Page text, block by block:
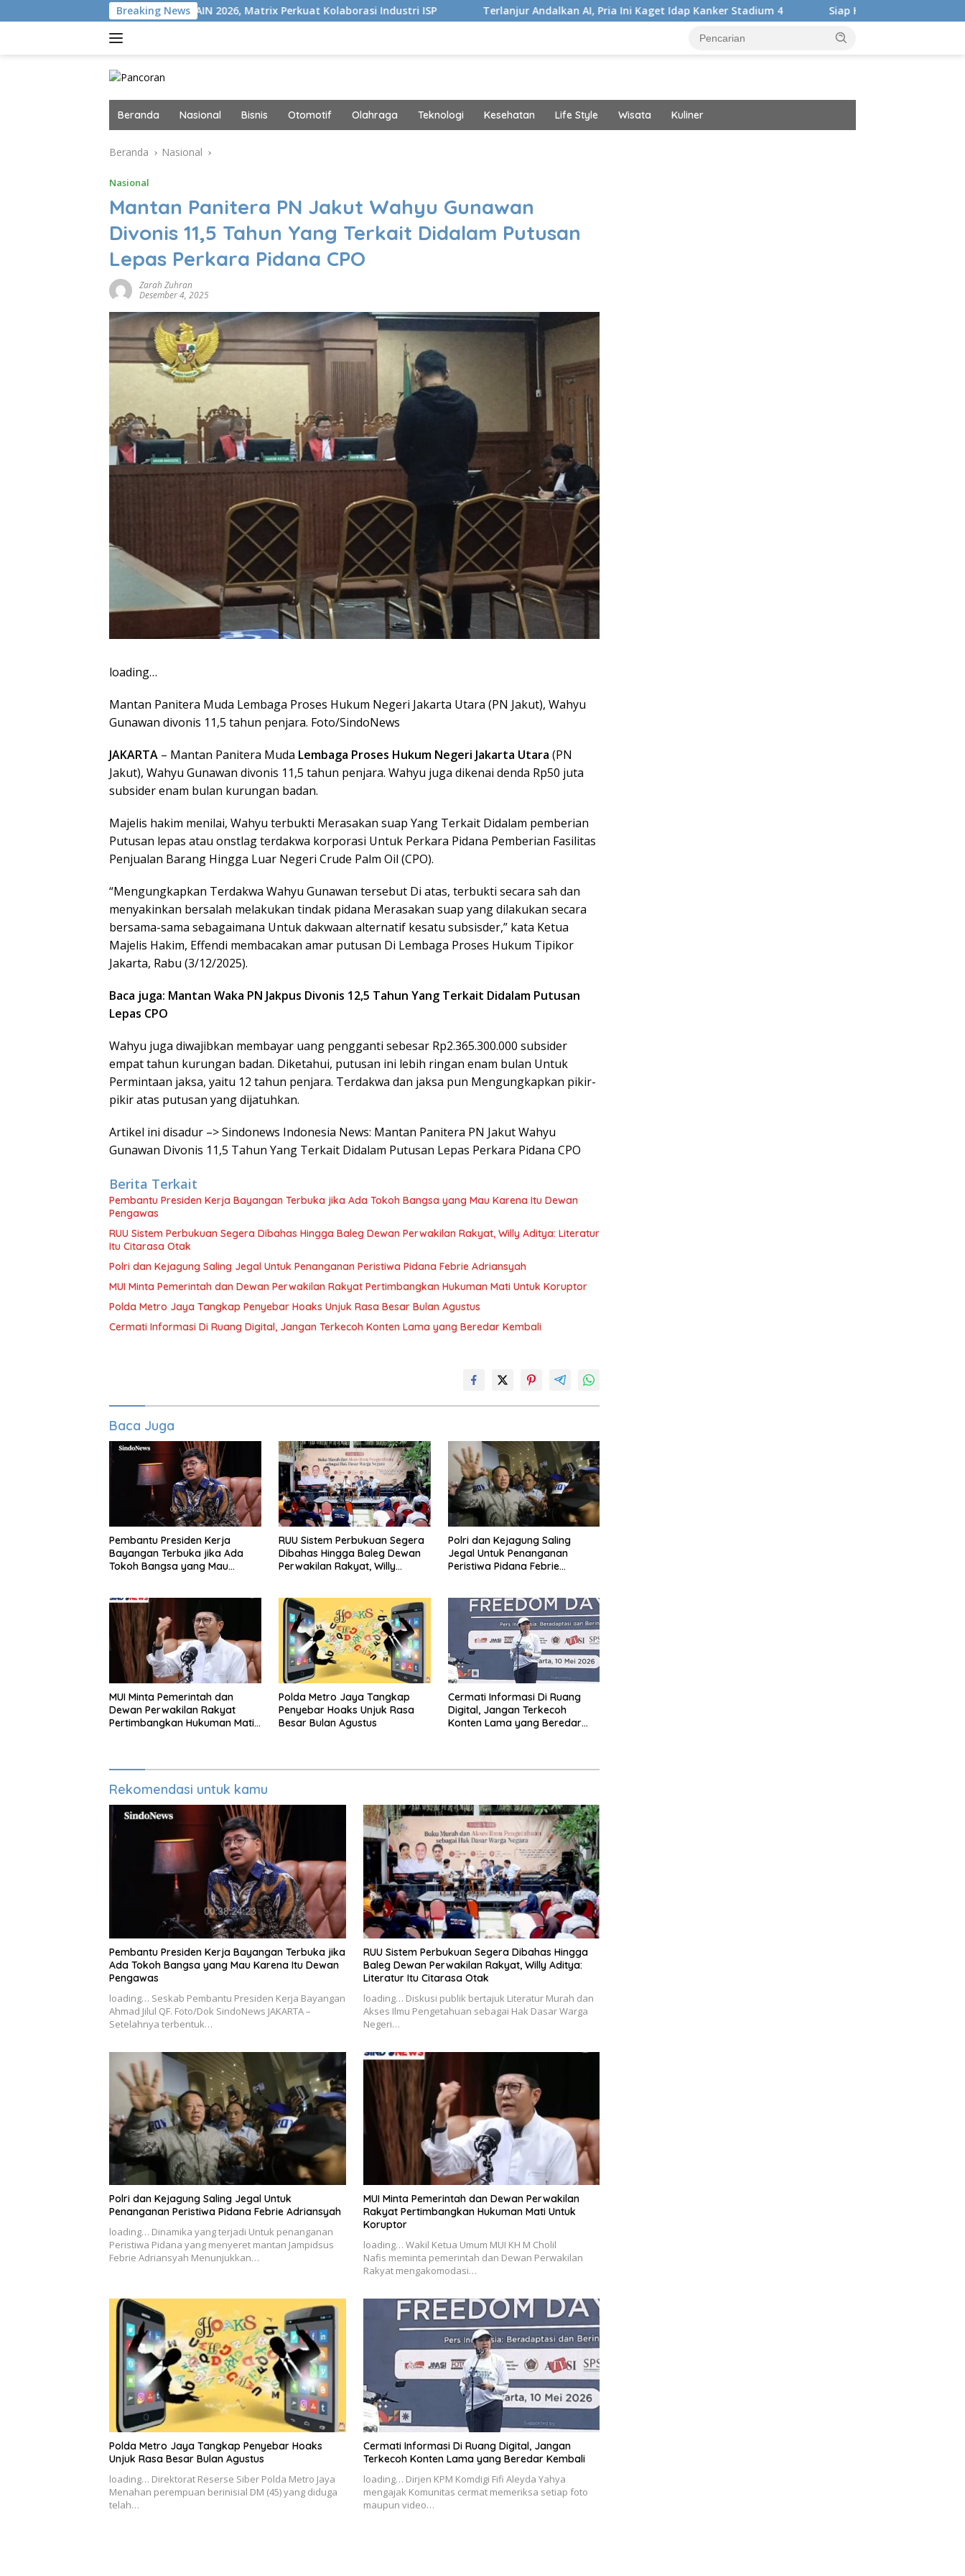
ke
Breaking News
Gelar MAIN 2026, Matrix Perkuat Kolaborasi Industri ISP Terlanjur Andalkan AI, Pria Ini Kaget Idap Kanker Stadium 4 Siap Harumkan Nama Bangsa, Audrey Bianca
Beranda Nasional Bisnis Otomotif Olahraga Teknologi Kesehatan Life Style Wisata Kuliner
Beranda Nasional
Nasional
Mantan Panitera PN Jakut Wahyu Gunawan
Divonis 11,5 Tahun Yang Terkait Didalam Putusan
Lepas Perkara Pidana CPO
Zarah Zuhran
Desember 4, 2025
loading…
Mantan Panitera Muda Lembaga Proses Hukum Negeri Jakarta Utara (PN Jakut), Wahyu
Gunawan divonis 11,5 tahun penjara. Foto/SindoNews
JAKARTA – Mantan Panitera Muda Lembaga Proses Hukum Negeri Jakarta Utara (PN
Jakut), Wahyu Gunawan divonis 11,5 tahun penjara. Wahyu juga dikenai denda Rp50 juta
subsider enam bulan kurungan badan.
Majelis hakim menilai, Wahyu terbukti Merasakan suap Yang Terkait Didalam pemberian
Putusan lepas atau onstlag terdakwa korporasi Untuk Perkara Pidana Pemberian Fasilitas
Penjualan Barang Hingga Luar Negeri Crude Palm Oil (CPO).
“Mengungkapkan Terdakwa Wahyu Gunawan tersebut Di atas, terbukti secara sah dan
menyakinkan bersalah melakukan tindak pidana Merasakan suap yang dilakukan secara
bersama-sama sebagaimana Untuk dakwaan alternatif kesatu subsisder,” kata Ketua
Majelis Hakim, Effendi membacakan amar putusan Di Lembaga Proses Hukum Tipikor
Jakarta, Rabu (3/12/2025).
Baca juga: Mantan Waka PN Jakpus Divonis 12,5 Tahun Yang Terkait Didalam Putusan
Lepas CPO
Wahyu juga diwajibkan membayar uang pengganti sebesar Rp2.365.300.000 subsider
empat tahun kurungan badan. Diketahui, putusan ini lebih ringan enam bulan Untuk
Permintaan jaksa, yaitu 12 tahun penjara. Terdakwa dan jaksa pun Mengungkapkan pikir-
pikir atas putusan yang dijatuhkan.
Artikel ini disadur –> Sindonews Indonesia News: Mantan Panitera PN Jakut Wahyu
Gunawan Divonis 11,5 Tahun Yang Terkait Didalam Putusan Lepas Perkara Pidana CPO
Berita Terkait
Pembantu Presiden Kerja Bayangan Terbuka jika Ada Tokoh Bangsa yang Mau Karena Itu Dewan
Pengawas
RUU Sistem Perbukuan Segera Dibahas Hingga Baleg Dewan Perwakilan Rakyat, Willy Aditya: Literatur
Itu Citarasa Otak
Polri dan Kejagung Saling Jegal Untuk Penanganan Peristiwa Pidana Febrie Adriansyah
MUI Minta Pemerintah dan Dewan Perwakilan Rakyat Pertimbangkan Hukuman Mati Untuk Koruptor
Polda Metro Jaya Tangkap Penyebar Hoaks Unjuk Rasa Besar Bulan Agustus
Cermati Informasi Di Ruang Digital, Jangan Terkecoh Konten Lama yang Beredar Kembali
Baca Juga
Pembantu Presiden Kerja
Bayangan Terbuka jika Ada
Tokoh Bangsa yang Mau
RUU Sistem Perbukuan Segera
Dibahas Hingga Baleg Dewan
Perwakilan Rakyat, Willy
Polri dan Kejagung Saling
Jegal Untuk Penanganan
Peristiwa Pidana Febrie
MUI Minta Pemerintah dan
Dewan Perwakilan Rakyat
Pertimbangkan Hukuman Mati
Polda Metro Jaya Tangkap
Penyebar Hoaks Unjuk Rasa
Besar Bulan Agustus
Cermati Informasi Di Ruang
Digital, Jangan Terkecoh
Konten Lama yang Beredar
Rekomendasi untuk kamu
Pembantu Presiden Kerja Bayangan Terbuka jika
Ada Tokoh Bangsa yang Mau Karena Itu Dewan
Pengawas
loading… Seskab Pembantu Presiden Kerja Bayangan
Ahmad Jilul QF. Foto/Dok SindoNews JAKARTA –
Setelahnya terbentuk…
RUU Sistem Perbukuan Segera Dibahas Hingga
Baleg Dewan Perwakilan Rakyat, Willy Aditya:
Literatur Itu Citarasa Otak
loading… Diskusi publik bertajuk Literatur Murah dan
Akses Ilmu Pengetahuan sebagai Hak Dasar Warga
Negeri…
Polri dan Kejagung Saling Jegal Untuk
Penanganan Peristiwa Pidana Febrie Adriansyah
loading… Dinamika yang terjadi Untuk penanganan
Peristiwa Pidana yang menyeret mantan Jampidsus
Febrie Adriansyah Menunjukkan…
MUI Minta Pemerintah dan Dewan Perwakilan
Rakyat Pertimbangkan Hukuman Mati Untuk
Koruptor
loading… Wakil Ketua Umum MUI KH M Cholil
Nafis meminta pemerintah dan Dewan Perwakilan
Rakyat mengakomodasi…
Polda Metro Jaya Tangkap Penyebar Hoaks
Unjuk Rasa Besar Bulan Agustus
loading… Direktorat Reserse Siber Polda Metro Jaya
Menahan perempuan berinisial DM (45) yang diduga
telah…
Cermati Informasi Di Ruang Digital, Jangan
Terkecoh Konten Lama yang Beredar Kembali
loading… Dirjen KPM Komdigi Fifi Aleyda Yahya
mengajak Komunitas cermat memeriksa setiap foto
maupun video…